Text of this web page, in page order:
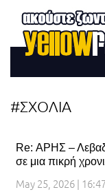
#ΣΧΟΛΙΑ
Re: ΑΡΗΣ –
σε μια πικρή
May 25, 2026 |